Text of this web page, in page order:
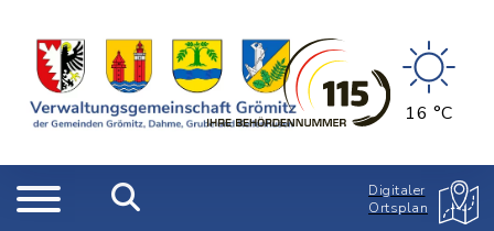
16 °C
Digitaler
Ortsplan